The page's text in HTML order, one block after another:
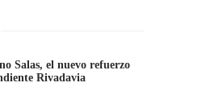
Salas, el nuevo refuerzo
Rivadavia